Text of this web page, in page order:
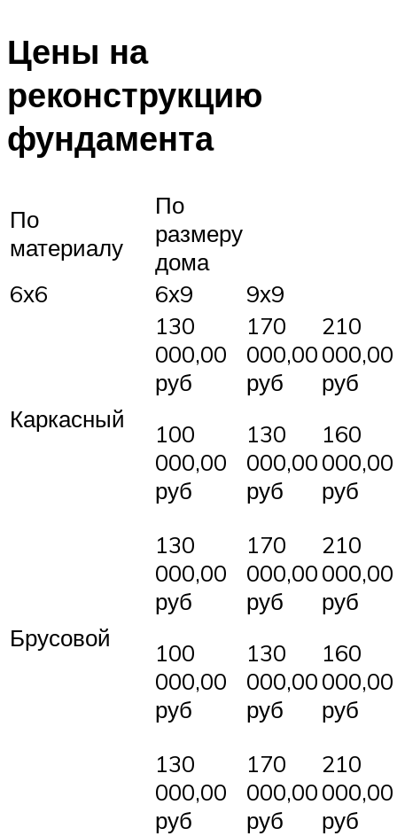
Цены на
реконструкцию
фундамента
По
материалу
По
размеру
дома
6х6
6х9 9х9
Каркасный
130
000,00
руб
100
000,00
руб
170
000,00
руб
130
000,00
руб
210
000,00
руб
160
000,00
руб
Брусовой
130
000,00
руб
100
000,00
руб
170
000,00
руб
130
000,00
руб
210
000,00
руб
160
000,00
руб
130
000,00
руб
170
000,00
руб
210
000,00
руб